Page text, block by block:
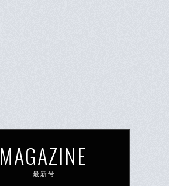
MAGAZINE
最新号